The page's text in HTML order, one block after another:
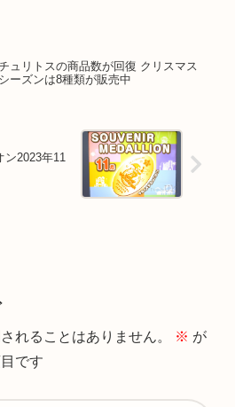
ュリトスの商品数が回復 クリスマス
シーズンは8種類が販売中
ン2023年11
れることはありません。 ※ が
です